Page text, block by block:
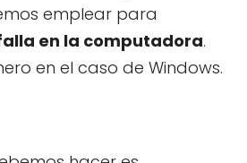
emplear para
en la computadora.
en el caso de Windows.